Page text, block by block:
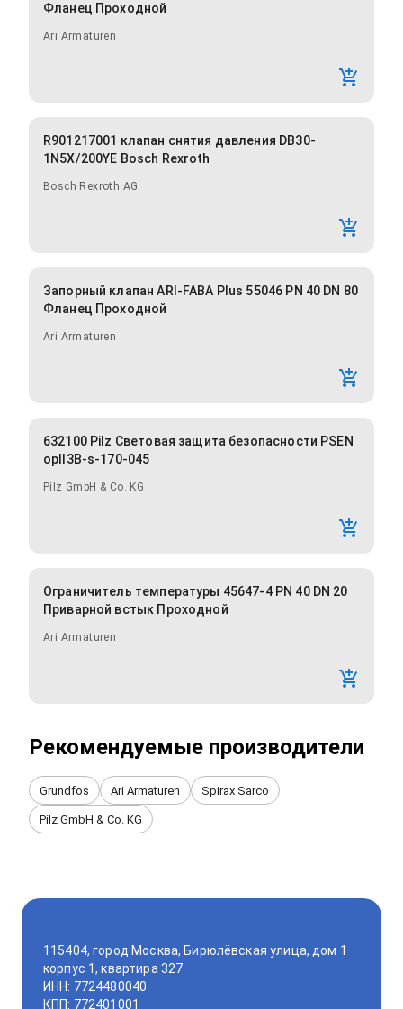
Фланец Проходной
Ari Armaturen
R901217001 клапан снятия давления DB30-
1N5X/200YE Bosch Rexroth
Bosch Rexroth AG
Запорный клапан ARI-FABA Plus 55046 PN 40 DN 80
Фланец Проходной
Ari Armaturen
632100 Pilz Световая защита безопасности PSEN
opII3B-s-170-045
Pilz GmbH & Co. KG
Ограничитель температуры 45647-4 PN 40 DN 20
Приварной встык Проходной
Ari Armaturen
Рекомендуемые производители
Grundfos Ari Armaturen Spirax Sarco
Pilz GmbH & Co. KG
115404, город Москва, Бирюлёвская улица, дом 1
корпус 1, квартира 327
ИНН: 7724480040
КПП: 772401001